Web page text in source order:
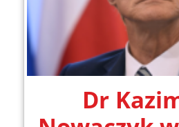
Dr